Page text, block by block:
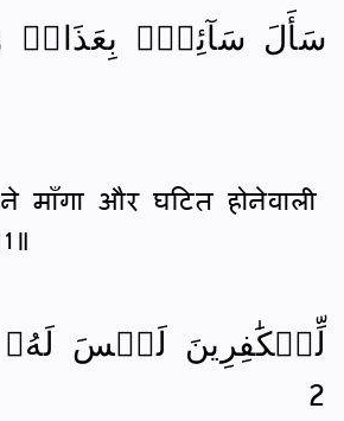
سَأَلَ سَآئِلُۢ بِعَذَابٖ
माँगा और घटित होनेवाली
2